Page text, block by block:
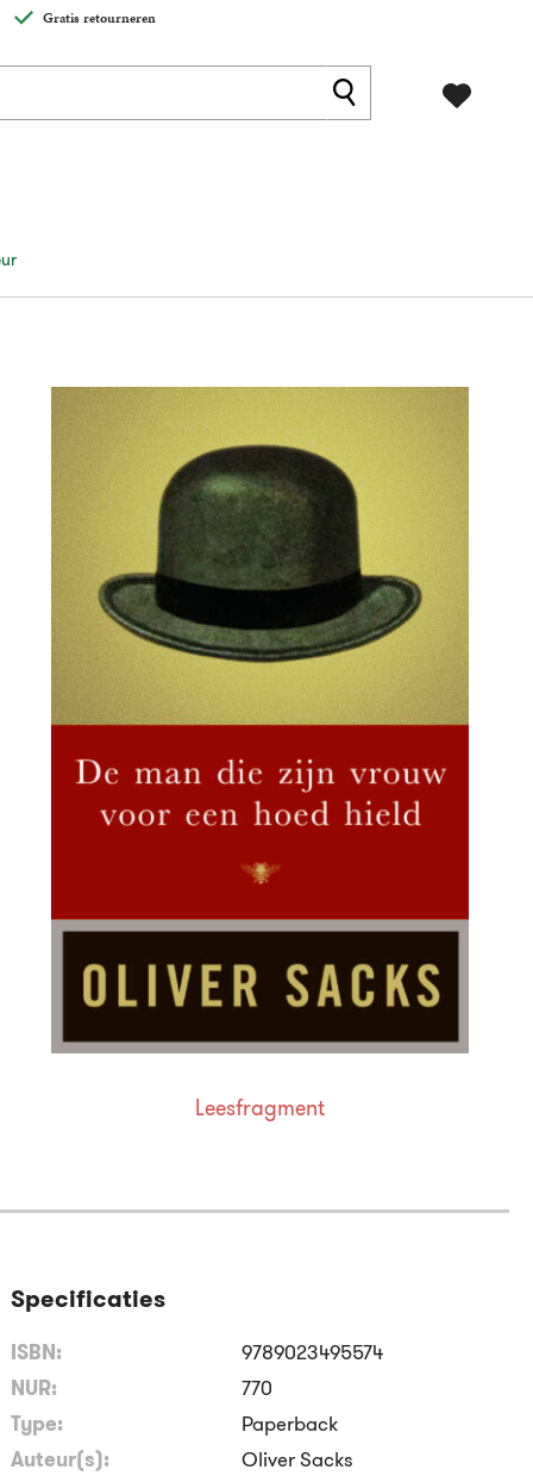
Gratis retourneren
Leesfragment
Specificaties
ISBN:
9789023495574
NUR:
770
Type:
Paperback
Auteur(s):
Oliver Sacks